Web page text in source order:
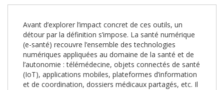
Avant d’explorer l’impact concret de ces outils, un
détour par la définition s’impose. La santé numérique
(e-santé) recouvre l’ensemble des technologies
numériques appliquées au domaine de la santé et de
l’autonomie : télémédecine, objets connectés de santé
(IoT), applications mobiles, plateformes d’information
et de coordination, dossiers médicaux partagés, etc. Il